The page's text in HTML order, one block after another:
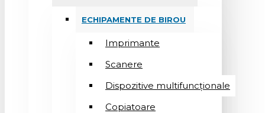
ECHIPAMENTE DE BIROU
Imprimante
Scanere
Dispozitive multifuncționale
Copiatoare